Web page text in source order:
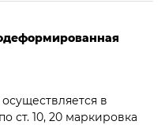
в
ст. 10, 20 маркировка